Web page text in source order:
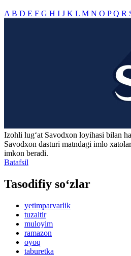
A B D E F G H I J K L M N O PQ R
Izohli lugʻat Savodxon loyihasi bilan
Savodxon dasturi matndagi imlo
imkon beradi.
Batafsil
Tasodifiy so‘zlar
yetimparvarlik
tuzaltir
muloyim
ramazon
oyoq
taburetka